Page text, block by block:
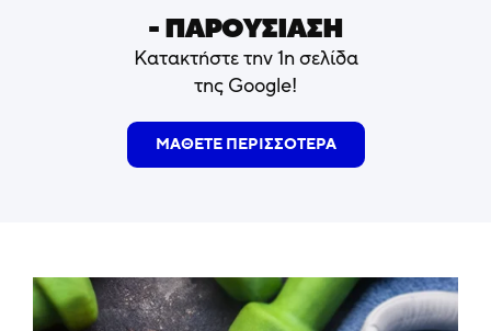
- ΠΑΡΟΥΣΙΑΣΗ
Κατακτήστε την 1η σελίδα
της Google!
ΜΑΘΕΤΕ ΠΕΡΙΣΣΟΤΕΡΑ